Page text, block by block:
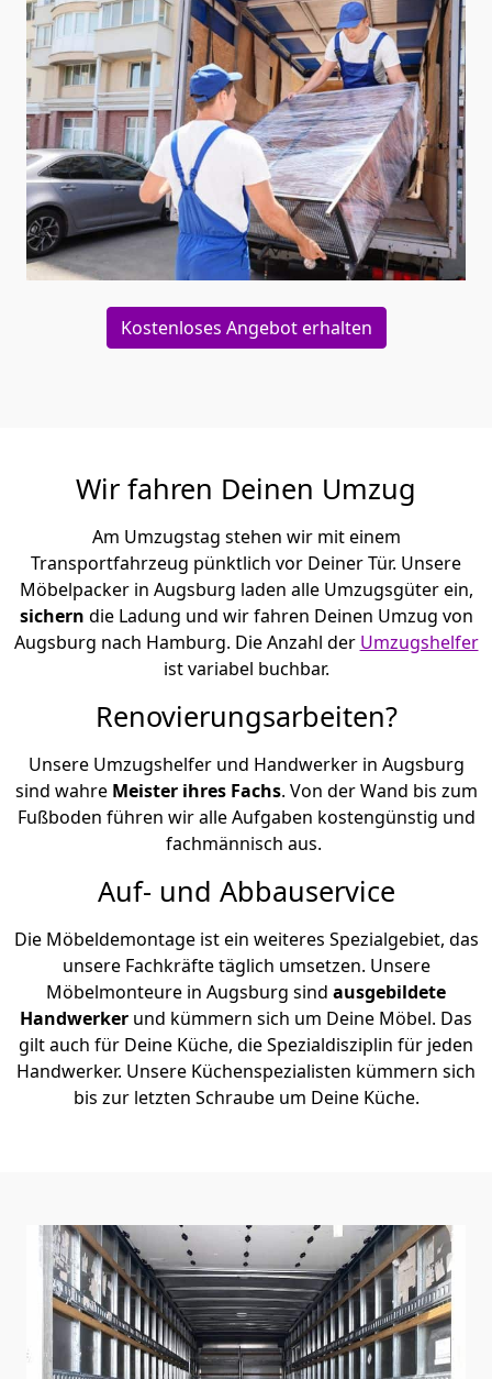
Kostenloses Angebot erhalten
Wir fahren Deinen Umzug
Am Umzugstag stehen wir mit einem
Transportfahrzeug pünktlich vor Deiner Tür. Unsere
Möbelpacker in Augsburg laden alle Umzugsgüter ein,
sichern die Ladung und wir fahren Deinen Umzug von
Augsburg nach Hamburg. Die Anzahl der Umzugshelfer
ist variabel buchbar.
Renovierungsarbeiten?
Unsere Umzugshelfer und Handwerker in Augsburg
sind wahre Meister ihres Fachs. Von der Wand bis zum
Fußboden führen wir alle Aufgaben kostengünstig und
fachmännisch aus.
Auf- und Abbauservice
Die Möbeldemontage ist ein weiteres Spezialgebiet, das
unsere Fachkräfte täglich umsetzen. Unsere
Möbelmonteure in Augsburg sind ausgebildete
Handwerker und kümmern sich um Deine Möbel. Das
gilt auch für Deine Küche, die Spezialdisziplin für jeden
Handwerker. Unsere Küchenspezialisten kümmern sich
bis zur letzten Schraube um Deine Küche.